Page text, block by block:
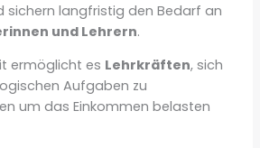
sichern langfristig den Bedarf an
und Lehrern.
ermöglicht es Lehrkräften, sich
Aufgaben zu
um das Einkommen belasten